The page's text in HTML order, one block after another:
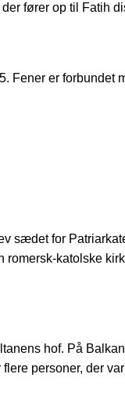
fører op til Fatih
Fener er forbundet
sædet for
katolske
hof. På
personer, der